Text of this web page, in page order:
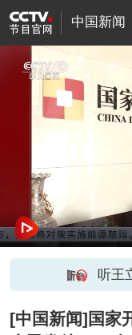
中国新闻
听王
[中国新闻]国家